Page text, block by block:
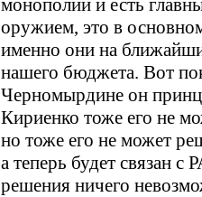
монополий и есть
оружием, это в
именно они на
нашего бюджета. Вот
Черномырдине он
Кириенко тоже его не
но тоже его не может
а теперь будет связан
решения ничего